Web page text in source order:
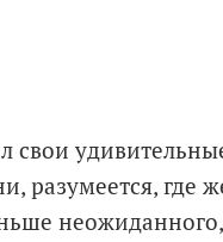
свои
разумеется, где